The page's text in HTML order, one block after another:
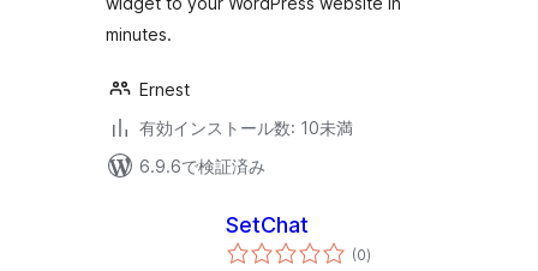
minutes.
Ernest
有効インストール数: 10未満
6.9.6で検証済み
SetChat
(0個
の)